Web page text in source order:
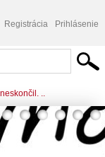
Registrácia Prihlásenie
..